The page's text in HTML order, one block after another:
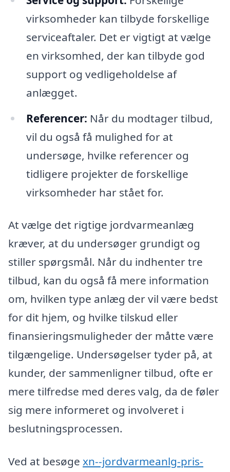
virksomheder kan tilbyde forskellige
serviceaftaler. Det er vigtigt at vælge
en virksomhed, der kan tilbyde god
support og vedligeholdelse af
anlægget.
Referencer: Når du modtager tilbud,
vil du også få mulighed for at
undersøge, hvilke referencer og
tidligere projekter de forskellige
virksomheder har stået for.
At vælge det rigtige jordvarmeanlæg
kræver, at du undersøger grundigt og
stiller spørgsmål. Når du indhenter tre
tilbud, kan du også få mere information
om, hvilken type anlæg der vil være bedst
for dit hjem, og hvilke tilskud eller
finansieringsmuligheder der måtte være
tilgængelige. Undersøgelser tyder på, at
kunder, der sammenligner tilbud, ofte er
mere tilfredse med deres valg, da de føler
sig mere informeret og involveret i
beslutningsprocessen.
Ved at besøge xn--jordvarmeanlg-pris-